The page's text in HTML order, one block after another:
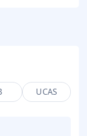
UCAS